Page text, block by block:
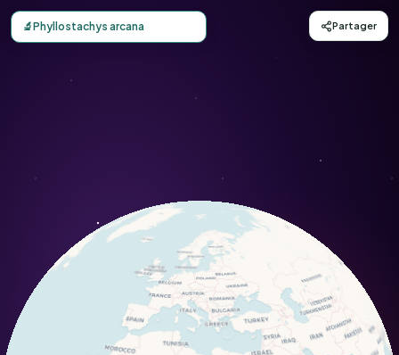
Carte d'observation du Phyllostachys arcana
🔬Phyllostachys arcana Partager